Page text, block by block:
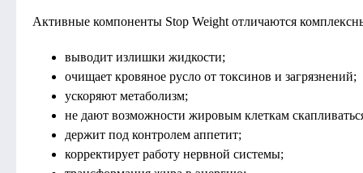
Активные компоненты Stop Weight отличаются
выводит излишки жидкости;
очищает кровяное русло от токсинов и загрязнений;
ускоряют метаболизм;
не дают возможности жировым клеткам
держит под контролем аппетит;
корректирует работу нервной системы;